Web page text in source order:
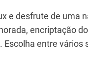
e desfrute de uma
encriptação
entre vários